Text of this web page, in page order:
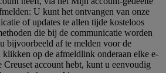
: U kunt het ontvangen van onze
of updates te allen tijde kosteloos
die bij de communicatie worden
bijvoorbeeld af te melden voor de
op de afmeldlink onderaan elke e-
account hebt, kunt u eenvoudig